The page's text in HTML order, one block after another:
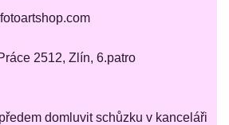
2512, Zlín, 6.patro
domluvit schůzku v kanceláři